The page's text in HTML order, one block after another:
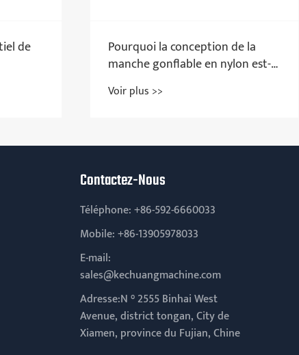
de la
nylon est-
Votre efficacité de tranche ne
parvient pas à suivre le
Voir plus >>
Contactez-Nous
Téléphone:+86-592-6660033
Mobile:+86-13905978033
E-mail:
sales@kechuangmachine.com
Adresse:N ° 2555 Binhai West
Avenue, district tongan, City de
Xiamen, province du Fujian, Chine